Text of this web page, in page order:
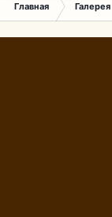
Главная Галерея